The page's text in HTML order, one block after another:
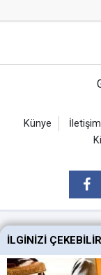
Künye İletişim
Ankara Haberleri
Keçiören
İLGINIZI ÇEKEBILIR